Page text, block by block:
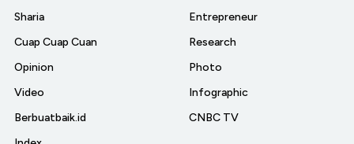
Sharia
Cuap Cuap Cuan
Opinion
Video
Berbuatbaik.id
Entrepreneur
Research
Photo
Infographic
CNBC TV